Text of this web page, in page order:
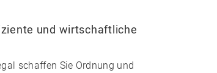
und wirtschaftliche
schaffen Sie Ordnung und